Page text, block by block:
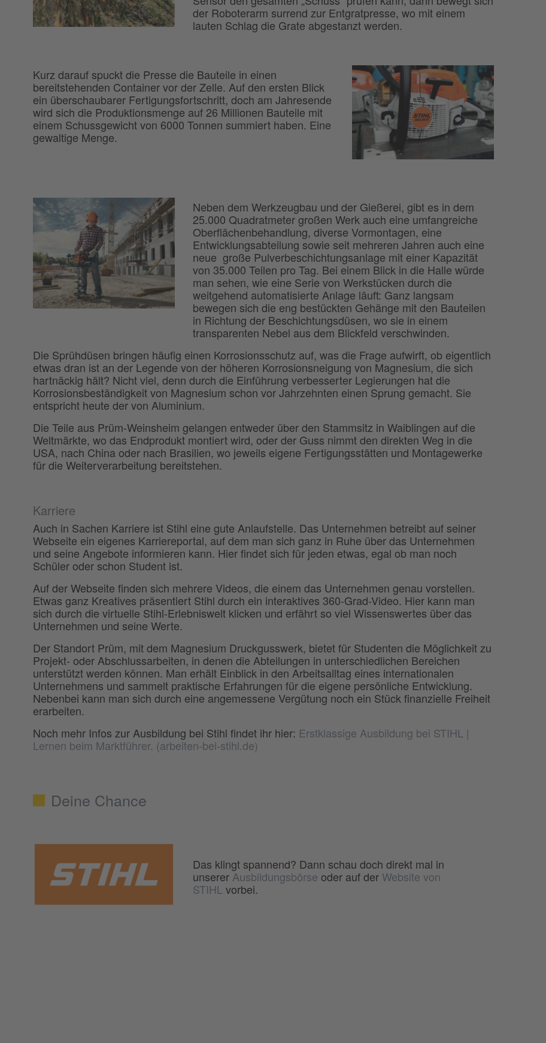
der Roboterarm surrend zur Entgratpresse, wo mit einem
lauten Schlag die Grate abgestanzt werden.
Kurz darauf spuckt die Presse die Bauteile in einen
bereitstehenden Container vor der Zelle. Auf den ersten Blick
ein überschaubarer Fertigungsfortschritt, doch am Jahresende
wird sich die Produktionsmenge auf 26 Millionen Bauteile mit
einem Schussgewicht von 6000 Tonnen summiert haben. Eine
gewaltige Menge.
Neben dem Werkzeugbau und der Gießerei, gibt es in dem
25.000 Quadratmeter großen Werk auch eine umfangreiche
Oberflächenbehandlung, diverse Vormontagen, eine
Entwicklungsabteilung sowie seit mehreren Jahren auch eine
neue große Pulverbeschichtungsanlage mit einer Kapazität
von 35.000 Teilen pro Tag. Bei einem Blick in die Halle würde
man sehen, wie eine Serie von Werkstücken durch die
weitgehend automatisierte Anlage läuft: Ganz langsam
bewegen sich die eng bestückten Gehänge mit den Bauteilen
in Richtung der Beschichtungsdüsen, wo sie in einem
transparenten Nebel aus dem Blickfeld verschwinden.
Die Sprühdüsen bringen häufig einen Korrosionsschutz auf, was die Frage aufwirft, ob eigentlich
etwas dran ist an der Legende von der höheren Korrosionsneigung von Magnesium, die sich
hartnäckig hält? Nicht viel, denn durch die Einführung verbesserter Legierungen hat die
Korrosionsbeständigkeit von Magnesium schon vor Jahrzehnten einen Sprung gemacht. Sie
entspricht heute der von Aluminium.
Die Teile aus Prüm-Weinsheim gelangen entweder über den Stammsitz in Waiblingen auf die
Weltmärkte, wo das Endprodukt montiert wird, oder der Guss nimmt den direkten Weg in die
USA, nach China oder nach Brasilien, wo jeweils eigene Fertigungsstätten und Montagewerke
für die Weiterverarbeitung bereitstehen.
Karriere
Auch in Sachen Karriere ist Stihl eine gute Anlaufstelle. Das Unternehmen betreibt auf seiner
Webseite ein eigenes Karriereportal, auf dem man sich ganz in Ruhe über das Unternehmen
und seine Angebote informieren kann. Hier findet sich für jeden etwas, egal ob man noch
Schüler oder schon Student ist.
Auf der Webseite finden sich mehrere Videos, die einem das Unternehmen genau vorstellen.
Etwas ganz Kreatives präsentiert Stihl durch ein interaktives 360-Grad-Video. Hier kann man
sich durch die virtuelle Stihl-Erlebniswelt klicken und erfährt so viel Wissenswertes über das
Unternehmen und seine Werte.
Der Standort Prüm, mit dem Magnesium Druckgusswerk, bietet für Studenten die Möglichkeit zu
Projekt- oder Abschlussarbeiten, in denen die Abteilungen in unterschiedlichen Bereichen
unterstützt werden können. Man erhält Einblick in den Arbeitsalltag eines internationalen
Unternehmens und sammelt praktische Erfahrungen für die eigene persönliche Entwicklung.
Nebenbei kann man sich durch eine angemessene Vergütung noch ein Stück finanzielle Freiheit
erarbeiten.
Noch mehr Infos zur Ausbildung bei Stihl findet ihr hier: Erstklassige Ausbildung bei STIHL |
Lernen beim Marktführer. (arbeiten-bei-stihl.de)
Deine Chance
Das klingt spannend? Dann schau doch direkt mal in
unsererAusbildungsbörse oder auf der Website von
STIHL vorbei.